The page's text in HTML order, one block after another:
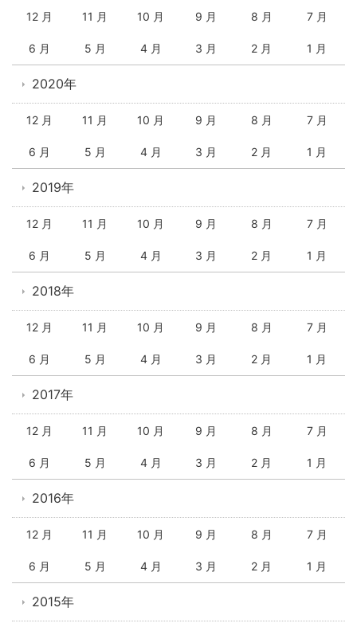
12 月 11 月 10 月 9 月 8 月 7 月
6 月 5 月 4 月 3 月 2 月 1 月
2020年
12 月 11 月 10 月 9 月 8 月 7 月
6 月 5 月 4 月 3 月 2 月 1 月
2019年
12 月 11 月 10 月 9 月 8 月 7 月
6 月 5 月 4 月 3 月 2 月 1 月
2018年
12 月 11 月 10 月 9 月 8 月 7 月
6 月 5 月 4 月 3 月 2 月 1 月
2017年
12 月 11 月 10 月 9 月 8 月 7 月
6 月 5 月 4 月 3 月 2 月 1 月
2016年
12 月 11 月 10 月 9 月 8 月 7 月
6 月 5 月 4 月 3 月 2 月 1 月
2015年